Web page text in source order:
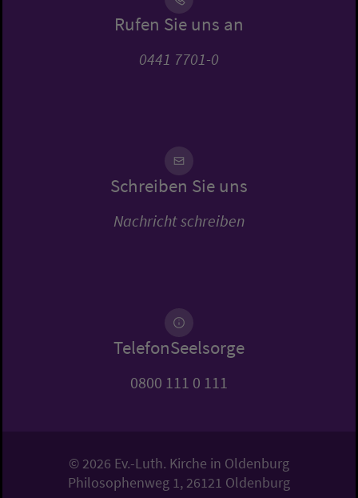
Rufen Sie uns an
0441 7701-0
Schreiben Sie uns
Nachricht schreiben
TelefonSeelsorge
0800 111 0 111
© 2026 Ev.-Luth. Kirche in Oldenburg
Philosophenweg 1, 26121 Oldenburg